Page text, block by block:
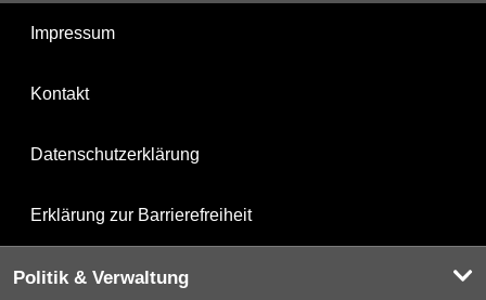
Impressum
Kontakt
Datenschutzerklärung
Erklärung zur Barrierefreiheit
Politik & Verwaltung